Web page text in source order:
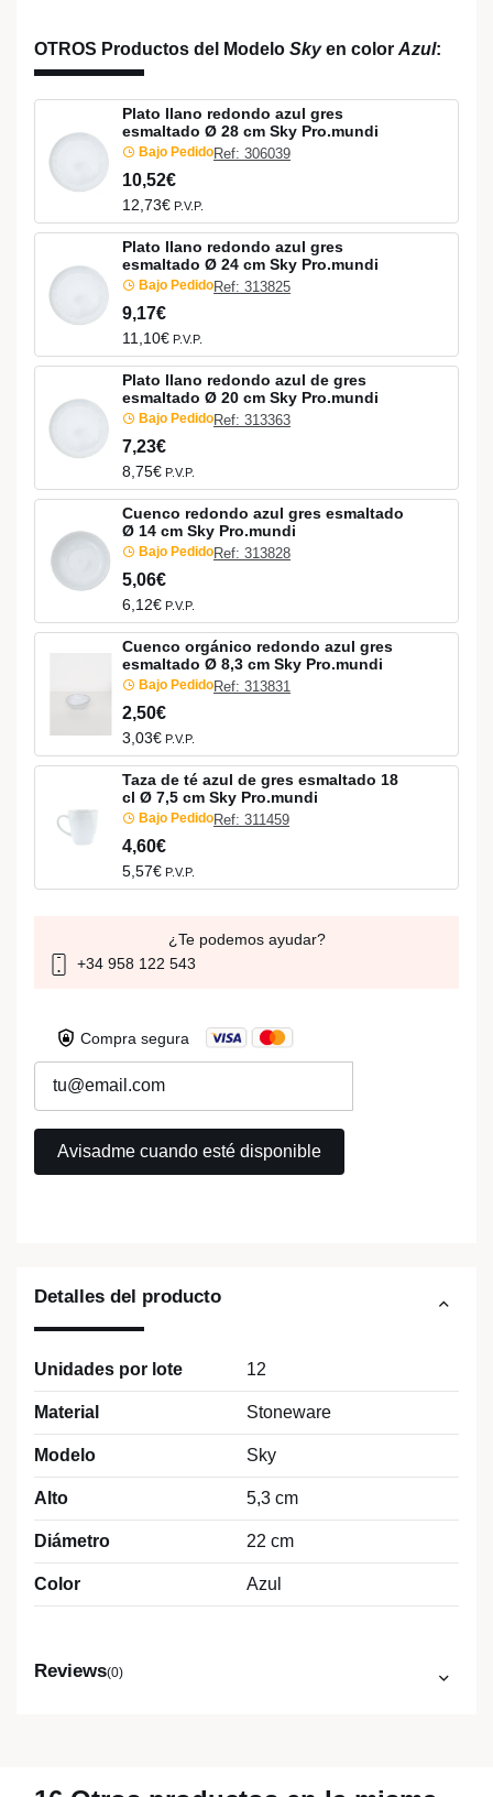
Detalles del producto
Unidades por lote 12
Material Stoneware
Modelo Sky
Alto 5,3 cm
Diámetro 22 cm
Color Azul
Reviews(0)
OTROS Productos del Modelo Skyen color Azul:
Plato llano redondo azul gres
esmaltado Ø 28 cm Sky Pro.mundi
Bajo PedidoRef: 306039
10,52€
12,73€ P.V.P.
Plato llano redondo azul gres
esmaltado Ø 24 cm Sky Pro.mundi
Bajo PedidoRef: 313825
9,17€
11,10€ P.V.P.
Plato llano redondo azul de gres
esmaltado Ø 20 cm Sky Pro.mundi
Bajo PedidoRef: 313363
7,23€
8,75€ P.V.P.
Cuenco redondo azul gres esmaltado
Ø 14 cm Sky Pro.mundi
Bajo PedidoRef: 313828
5,06€
6,12€ P.V.P.
Cuenco orgánico redondo azul gres
esmaltado Ø 8,3 cm Sky Pro.mundi
Bajo PedidoRef: 313831
2,50€
3,03€ P.V.P.
Taza de té azul de gres esmaltado 18
cl Ø 7,5 cm Sky Pro.mundi
Bajo PedidoRef: 311459
4,60€
5,57€ P.V.P.
¿Te podemos ayudar?
+34 958 122 543
Compra segura